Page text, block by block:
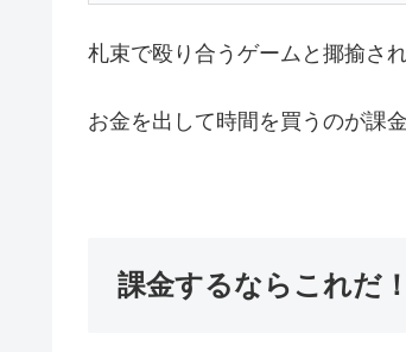
札束で殴り合うゲームと揶揄さ
お金を出して時間を買うのが課
課金するならこれだ！